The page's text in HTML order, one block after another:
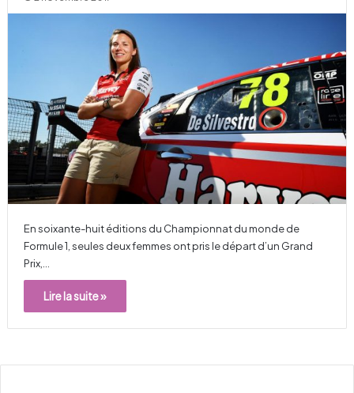
En soixante-huit éditions du Championnat du monde de
Formule 1, seules deux femmes ont pris le départ d’un Grand
Prix,…
Lire la suite »